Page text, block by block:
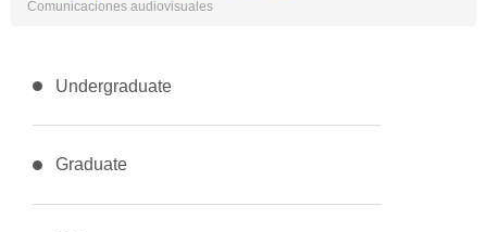
Comunicaciones audiovisuales
Undergraduate
Graduate